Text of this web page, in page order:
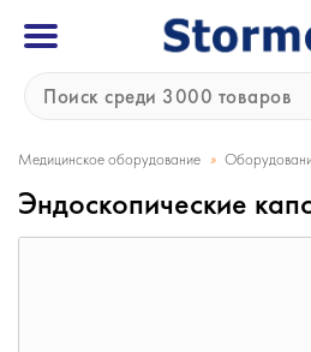
Медицинское оборудование »
Эндоскопические